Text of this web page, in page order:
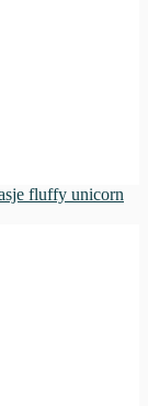
fluffy unicorn